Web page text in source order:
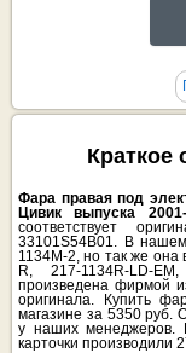
Краткое
Фара правая под
Цивик выпуска
соответствует
33101S54B01. В
1134M-2, но так же она
R, 217-1134R-LD-
произведена фирмой
оригинала. Купить
магазине за 5350 руб.
у наших менеджеров.
карточки производили